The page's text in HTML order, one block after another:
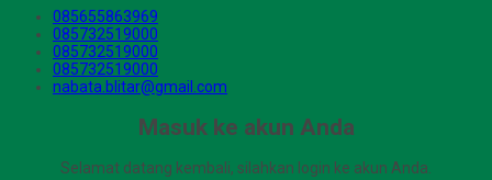
085655863969
085732519000
085732519000
085732519000
nabata.blitar@gmail.com
Masuk ke akun Anda
Selamat datang kembali, silahkan login ke akun Anda.